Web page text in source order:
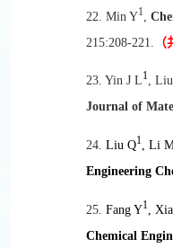
22. Min Y1
215:208-221.
23. Yin J L1,
Journal of
24. Liu Q1, Li
Engineering
25. Fang Y1 ,
Chemical